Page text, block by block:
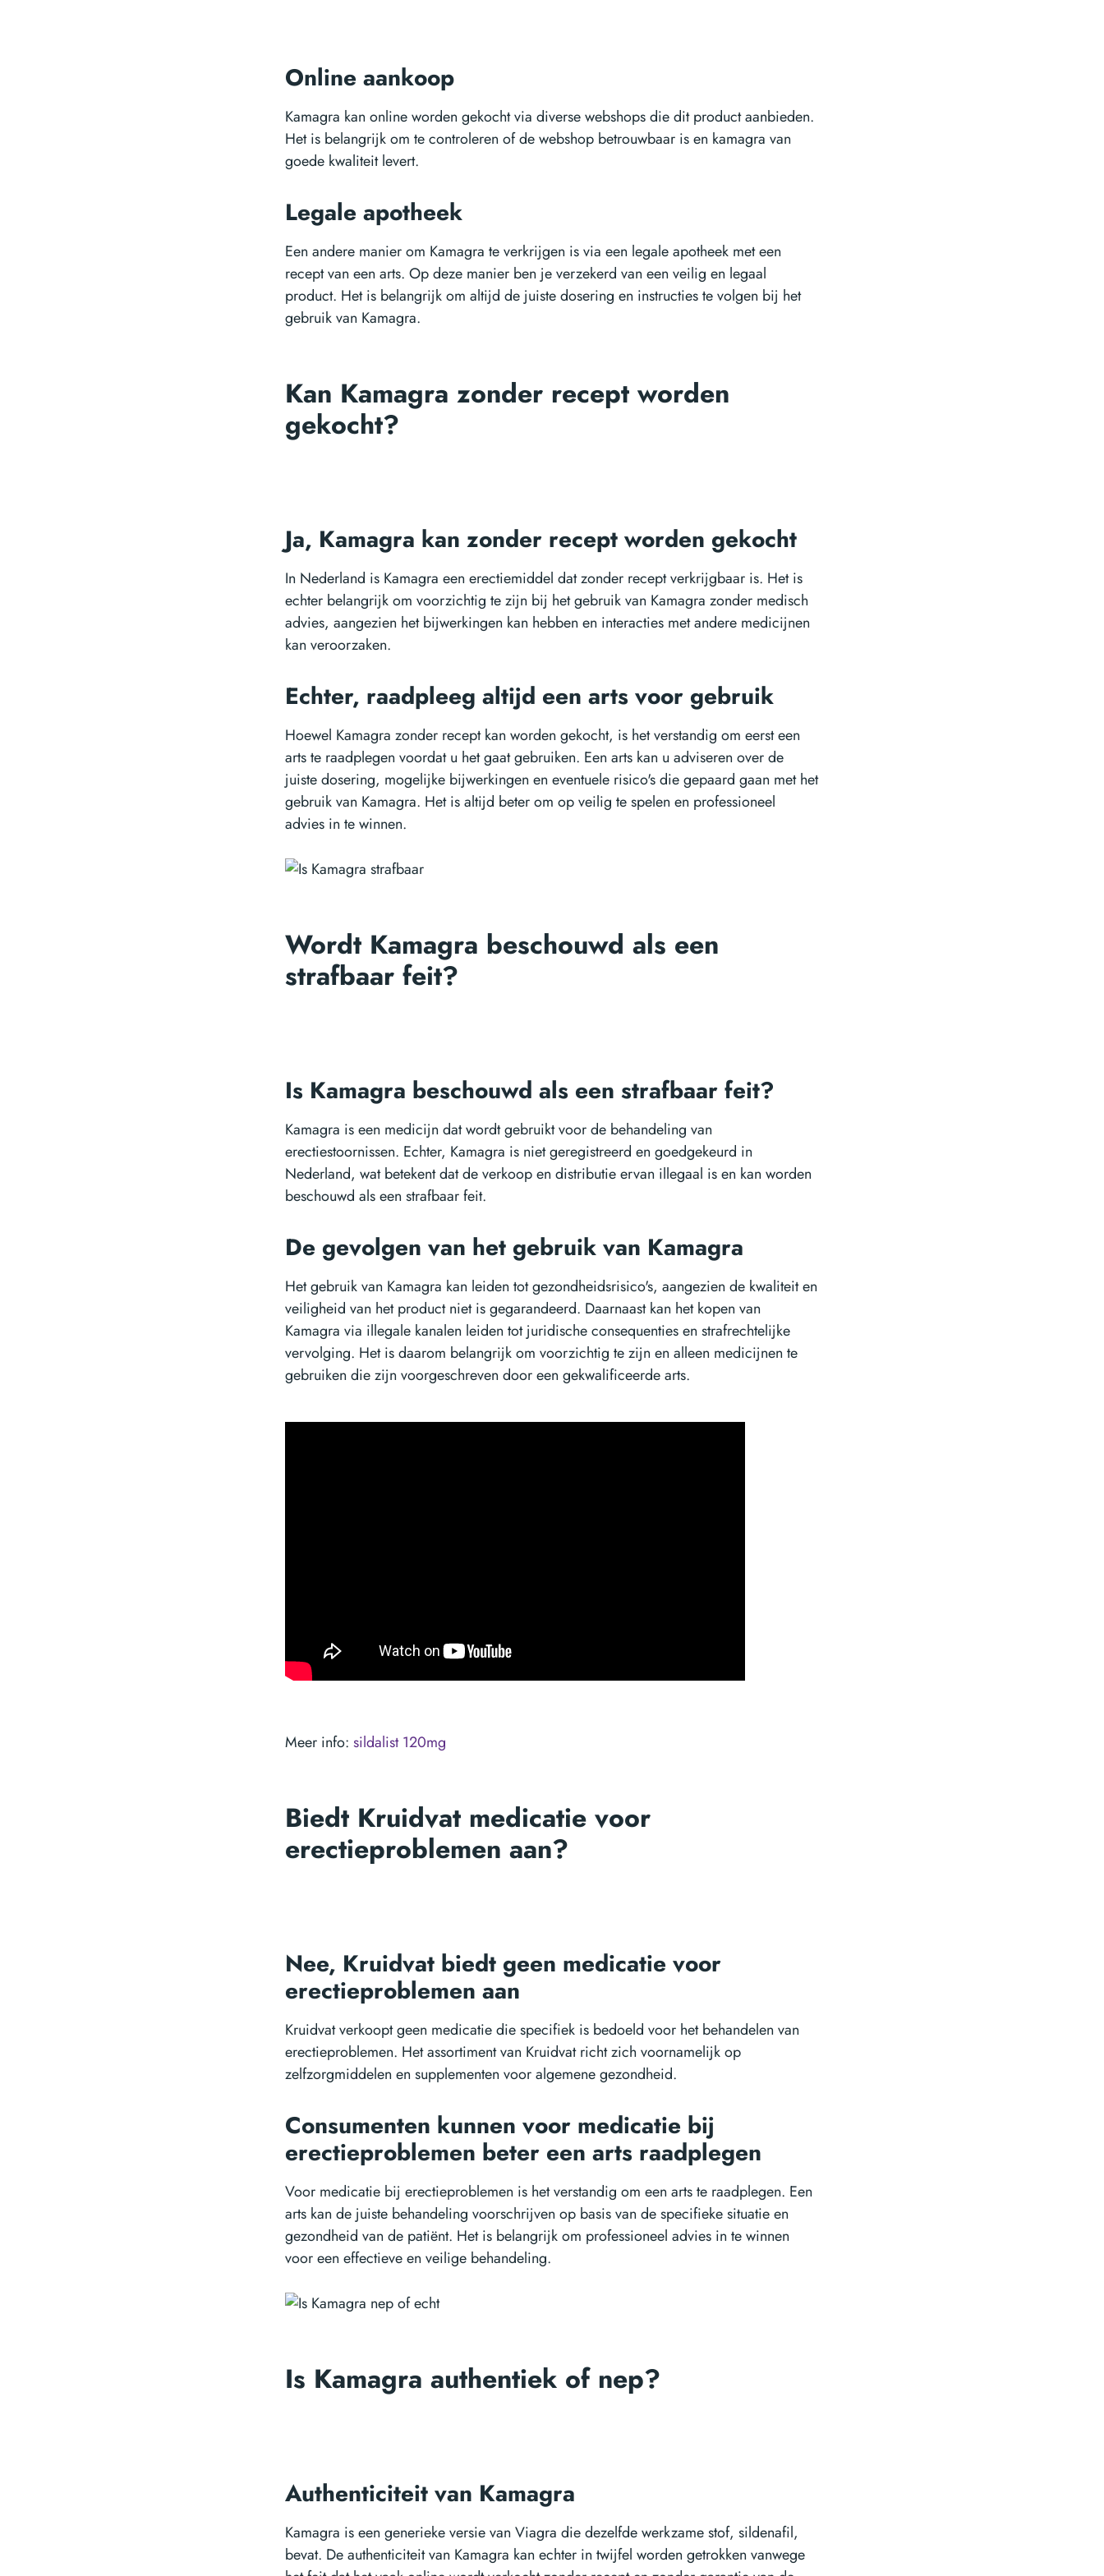
Online aankoop
Kamagra kan online worden gekocht via diverse webshops die dit product aanbieden.
Het is belangrijk om te controleren of de webshop betrouwbaar is en kamagra van
goede kwaliteit levert.
Legale apotheek
Een andere manier om Kamagra te verkrijgen is via een legale apotheek met een
recept van een arts. Op deze manier ben je verzekerd van een veilig en legaal
product. Het is belangrijk om altijd de juiste dosering en instructies te volgen bij het
gebruik van Kamagra.
Kan Kamagra zonder recept worden
gekocht?
Ja, Kamagra kan zonder recept worden gekocht
In Nederland is Kamagra een erectiemiddel dat zonder recept verkrijgbaar is. Het is
echter belangrijk om voorzichtig te zijn bij het gebruik van Kamagra zonder medisch
advies, aangezien het bijwerkingen kan hebben en interacties met andere medicijnen
kan veroorzaken.
Echter, raadpleeg altijd een arts voor gebruik
Hoewel Kamagra zonder recept kan worden gekocht, is het verstandig om eerst een
arts te raadplegen voordat u het gaat gebruiken. Een arts kan u adviseren over de
juiste dosering, mogelijke bijwerkingen en eventuele risico's die gepaard gaan met het
gebruik van Kamagra. Het is altijd beter om op veilig te spelen en professioneel
advies in te winnen.
Wordt Kamagra beschouwd als een
strafbaar feit?
Is Kamagra beschouwd als een strafbaar feit?
Kamagra is een medicijn dat wordt gebruikt voor de behandeling van
erectiestoornissen. Echter, Kamagra is niet geregistreerd en goedgekeurd in
Nederland, wat betekent dat de verkoop en distributie ervan illegaal is en kan worden
beschouwd als een strafbaar feit.
De gevolgen van het gebruik van Kamagra
Het gebruik van Kamagra kan leiden tot gezondheidsrisico's, aangezien de kwaliteit en
veiligheid van het product niet is gegarandeerd. Daarnaast kan het kopen van
Kamagra via illegale kanalen leiden tot juridische consequenties en strafrechtelijke
vervolging. Het is daarom belangrijk om voorzichtig te zijn en alleen medicijnen te
gebruiken die zijn voorgeschreven door een gekwalificeerde arts.
Meer info:sildalist 120mg
Biedt Kruidvat medicatie voor
erectieproblemen aan?
Nee, Kruidvat biedt geen medicatie voor
erectieproblemen aan
Kruidvat verkoopt geen medicatie die specifiek is bedoeld voor het behandelen van
erectieproblemen. Het assortiment van Kruidvat richt zich voornamelijk op
zelfzorgmiddelen en supplementen voor algemene gezondheid.
Consumenten kunnen voor medicatie bij
erectieproblemen beter een arts raadplegen
Voor medicatie bij erectieproblemen is het verstandig om een arts te raadplegen. Een
arts kan de juiste behandeling voorschrijven op basis van de specifieke situatie en
gezondheid van de patiënt. Het is belangrijk om professioneel advies in te winnen
voor een effectieve en veilige behandeling.
Is Kamagra authentiek of nep?
Authenticiteit van Kamagra
Kamagra is een generieke versie van Viagra die dezelfde werkzame stof, sildenafil,
bevat. De authenticiteit van Kamagra kan echter in twijfel worden getrokken vanwege